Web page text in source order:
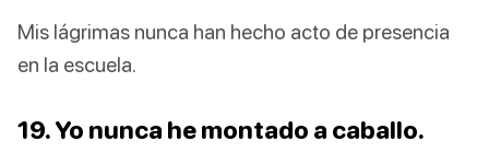
Mis lágrimas nunca han hecho acto de presencia
en la escuela.
19. Yo nunca he montado a caballo.